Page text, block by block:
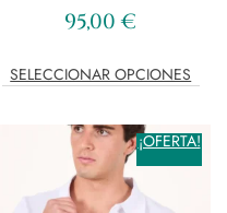
95,00€
SELECCIONAR OPCIONES
¡OFERTA!